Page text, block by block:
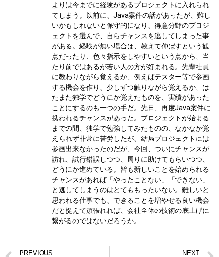
よりは今までに経験があるプロジェクトに入れられ
てしまう。以前に、Java案件の話があったが、難し
いかもしれないと保守的になり、得意分野のプロジ
ェクトを選んで、自らチャンスを逃してしまった事
がある。経験が無い場合は、教えて伸ばすという観
点だったり、色々指示をしやすいという点から、当
たり前ではあるが若い人の方が好まれる。先輩社員
に教わりながら覚えるか、例えばテスター等で参画
する機会を作り、少しずつ触りながら覚えるか、は
たまた独学でどうにか覚えたものを、実績があった
ことにするのも一つの手だ。先日、再度Java案件に
携われるチャンスがあった。プロジェクトが始まる
までの間、独学で勉強してみたものの、なかなか覚
えられず非常に苦労したが、結局プロジェクトには
参画出来なかったのだが、今回、ついにチャンスが
訪れ、試行錯誤しつつ、周りに助けてもらいつつ、
どうにか進めている。皆も新しいことを始められる
チャンスがあれば「やったことない」「できない」
と逃してしまうのはとてももったいない。難しいと
思われる仕事でも、できることを増やせる良い機会
だと捉えて頑張れれば、会社全体の技術の底上げに
繋がるのではないだろうか。
PREVIOUS NEXT